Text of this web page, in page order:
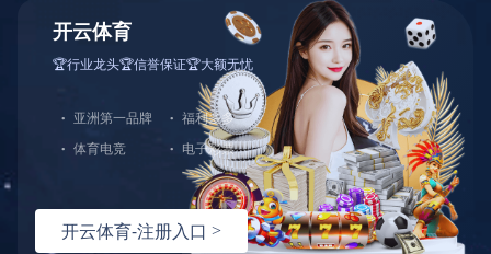
首页>工程案例 > 智
工程案例